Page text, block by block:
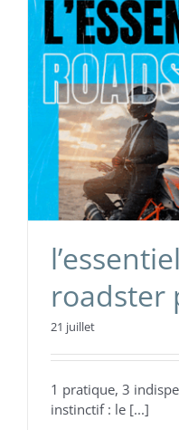
roadster
21 juillet
1 pratique, 3
instinctif : le [...]